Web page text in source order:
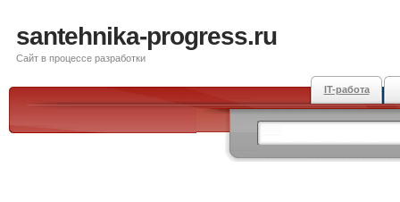
santehnika-progress.ru
Сайт в процессе разработки
IT-работа